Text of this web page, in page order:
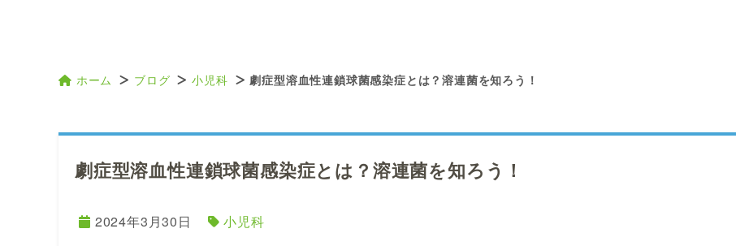
ホーム ブログ 小児科 劇症型溶血性連鎖球菌感染症とは？溶連菌を知ろう！
劇症型溶血性連鎖球菌感染症とは？溶連菌を知ろう！
2024年3月30日 小児科